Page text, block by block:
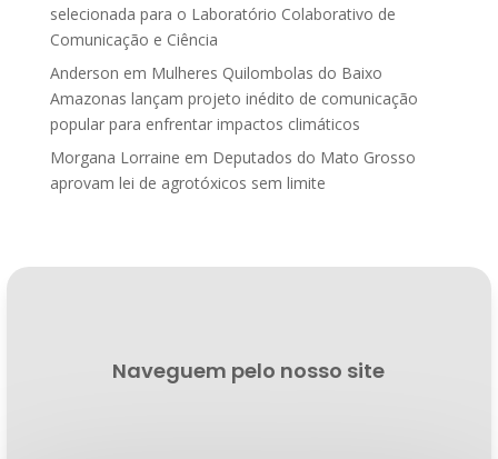
selecionada para o Laboratório Colaborativo de
Comunicação e Ciência
Anderson em Mulheres Quilombolas do Baixo
Amazonas lançam projeto inédito de comunicação
popular para enfrentar impactos climáticos
Morgana Lorraine em Deputados do Mato Grosso
aprovam lei de agrotóxicos sem limite
Naveguem pelo nosso site